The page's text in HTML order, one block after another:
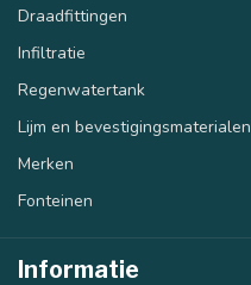
Draadfittingen
Infiltratie
Regenwatertank
Lijm en bevestigingsmaterialen
Merken
Fonteinen
Informatie